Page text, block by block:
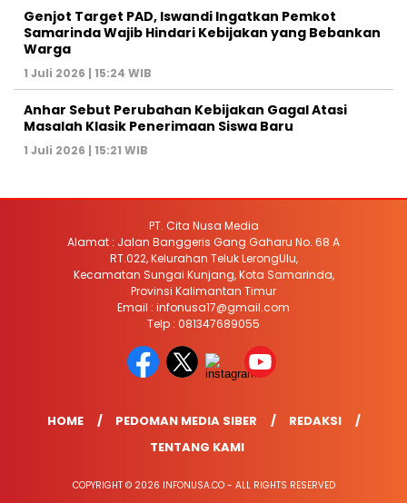
Genjot Target PAD, Iswandi Ingatkan Pemkot
Samarinda Wajib Hindari Kebijakan yang Bebankan
Warga
1 Juli 2026 | 15:24 WIB
Anhar Sebut Perubahan Kebijakan Gagal Atasi
Masalah Klasik Penerimaan Siswa Baru
1 Juli 2026 | 15:21 WIB
PT. Cita Nusa Media
Alamat : Jalan Banggeris Gang Gaharu No. 68 A
RT.022, Kelurahan Teluk LerongUlu,
Kecamatan Sungai Kunjang, Kota Samarinda,
Provinsi Kalimantan Timur
Email : infonusa17@gmail.com
Telp : 081347689055
HOME PEDOMAN MEDIA SIBER
REDAKSI
TENTANG KAMI
COPYRIGHT © 2026 INFONUSA.CO - ALL RIGHTS RESERVED